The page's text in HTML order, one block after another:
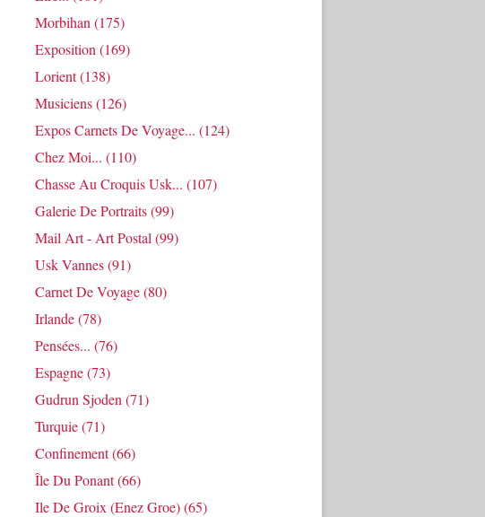
Morbihan (175)
Exposition (169)
Lorient(138)
Musiciens(126)
Expos Carnets De Voyage... (124)
Chez Moi... (110)
Chasse Au Croquis Usk... (107)
Galerie De Portraits(99)
Mail Art - Art Postal (99)
Usk Vannes(91)
Carnet De Voyage(80)
Irlande(78)
Pensées... (76)
Espagne(73)
Gudrun Sjoden (71)
Turquie(71)
Confinement(66)
Île Du Ponant(66)
Ile De Groix (enez Groe)(65)